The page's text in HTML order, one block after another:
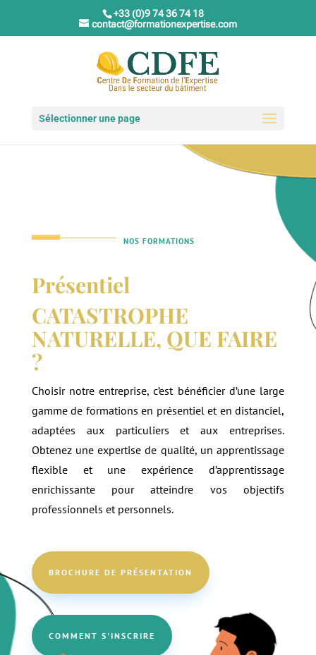
+33 (0)9 74 36 74 18
contact@formationexpertise.com
Sélectionner une page
NOS FORMATIONS
Présentiel
CATASTROPHE
NATURELLE, QUE FAIRE
?
Choisir notre entreprise, c’est bénéficier d’une large
gamme de formations en présentiel et en distanciel,
adaptées aux particuliers et aux entreprises.
Obtenez une expertise de qualité, un apprentissage
flexible et une expérience d’apprentissage
enrichissante pour atteindre vos objectifs
professionnels et personnels.
BROCHURE DE PRÉSENTATION
COMMENT S'INSCRIRE